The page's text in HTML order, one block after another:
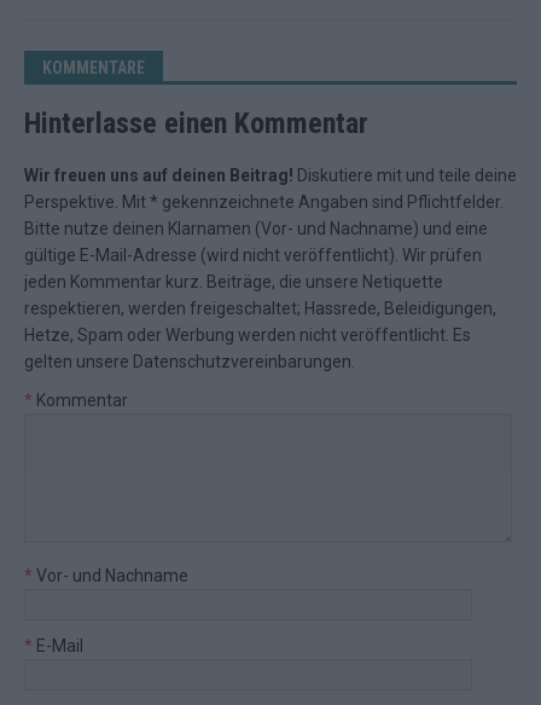
KOMMENTARE
Hinterlasse einen Kommentar
Wir freuen uns auf deinen Beitrag! Diskutiere mit und teile deine
Perspektive. Mit * gekennzeichnete Angaben sind Pflichtfelder.
Bitte nutze deinen Klarnamen (Vor- und Nachname) und eine
gültige E-Mail-Adresse (wird nicht veröffentlicht). Wir prüfen
jeden Kommentar kurz. Beiträge, die unsere Netiquette
respektieren, werden freigeschaltet; Hassrede, Beleidigungen,
Hetze, Spam oder Werbung werden nicht veröffentlicht. Es
gelten unsere Datenschutzvereinbarungen
* Kommentar
* Vor- und Nachname
* E-Mail